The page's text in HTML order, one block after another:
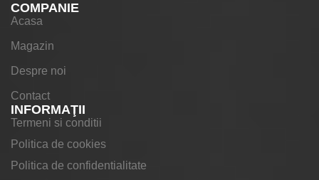
COMPANIE
Acasa
Magazin
Despre noi
Contact
INFORMAŢII
Termeni si conditii
Politica de cookies
Politica de confidentialitate